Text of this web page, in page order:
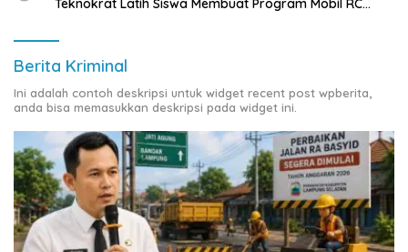
Teknokrat Latih Siswa Membuat Program Mobil RC
Berita Kriminal
Ini adalah contoh deskripsi untuk widget recent post wpberita,
anda bisa memasukkan deskripsi pada widget ini.